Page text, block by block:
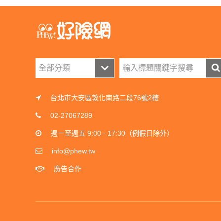
台北市大安區敦化南路二段76號2樓
02-27067289
週一至週五 9:00 - 17:30（例假日除外）
info@phew.tw
廣告合作